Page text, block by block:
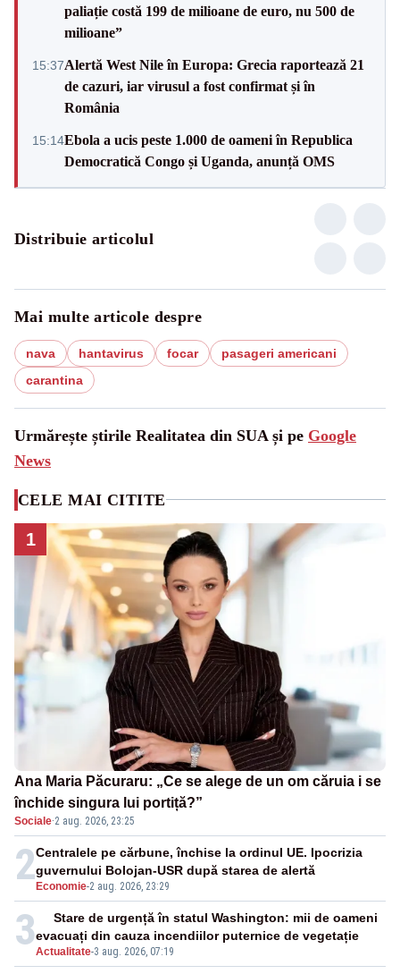
paliație costă 199 de milioane de euro, nu 500 de
milioane”
15:37Alertă West Nile în Europa: Grecia raportează 21
de cazuri, iar virusul a fost confirmat și în
România
15:14Ebola a ucis peste 1.000 de oameni în Republica
Democratică Congo și Uganda, anunță OMS
Distribuie articolul
Mai multe articole despre
nava hantavirus focar
pasageri americani
carantina
Urmărește știrile Realitatea din SUA și pe Google
News
CELE MAI CITITE
1
Ana Maria Păcuraru: „Ce se alege de un om căruia i se
închide singura lui portiță?”
Sociale·2 aug. 2026, 23:25
2 Economie-2 aug. 2026, 23:29
Centralele pe cărbune, închise la ordinul UE. Ipocrizia
guvernului Bolojan-USR după starea de alertă
3Actualitate-3 aug. 2026, 07:19
Stare de urgență în statul Washington: mii de oameni
evacuați din cauza incendiilor puternice de vegetație